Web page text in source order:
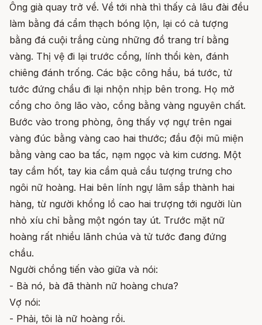
Ông già quay trở về. Về tới nhà thì thấy cả lâu đài đều
làm bằng đá cẩm thạch bóng lộn, lại có cả tượng
bằng đá cuội trắng cùng những đồ trang trí bằng
vàng. Thị vệ đi lại trước cổng, lính thổi kèn, đánh
chiêng đánh trống. Các bậc công hầu, bá tước, tử
tước đứng chầu đi lại nhộn nhịp bên trong. Họ mở
cổng cho ông lão vào, cổng bằng vàng nguyên chất.
Bước vào trong phòng, ông thấy vợ ngự trên ngai
vàng đúc bằng vàng cao hai thước; đầu đội mũ miện
bằng vàng cao ba tấc, nạm ngọc và kim cương. Một
tay cầm hốt, tay kia cầm quả cầu tượng trưng cho
ngôi nữ hoàng. Hai bên lính ngự lâm sắp thành hai
hàng, từ người khổng lồ cao hai trượng tới người lùn
nhỏ xíu chỉ bằng một ngón tay út. Trước mặt nữ
hoàng rất nhiều lãnh chúa và tử tước đang đứng
chầu.
Người chồng tiến vào giữa và nói:
- Bà nó, bà đã thành nữ hoàng chưa?
Vợ nói:
- Phải, tôi là nữ hoàng rồi.